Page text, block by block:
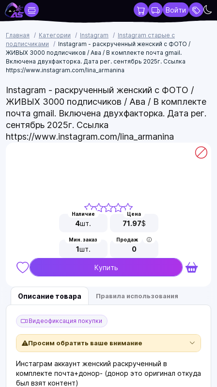
Войти
Главная Категории Instagram
Instagram старые с
подписчиками
Instagram - раскрученный женский с ФОТО /
ЖИВЫХ 3000 подписчиков / Ава / В комплекте почта gmail.
Включена двухфакторка. Дата рег. сентябрь 2025г. Ссылка
https://www.instagram.com/lina_armanina
Instagram - раскрученный женский с ФОТО /
ЖИВЫХ 3000 подписчиков / Ава / В комплекте
почта gmail. Включена двухфакторка. Дата рег.
сентябрь 2025г. Ссылка
https://www.instagram.com/lina_armanina
Наличие
4шт.
Цена
71.97$
Мин. заказ
1шт.
Продаж
0
Купить
Описание товара Правила использования
Видеофиксация покупки
Просим обратить ваше внимание
Инстаграм аккаунт женский раскрученный в
комплекте почта+донор- (донор это оригинал откуда
был взят контент)